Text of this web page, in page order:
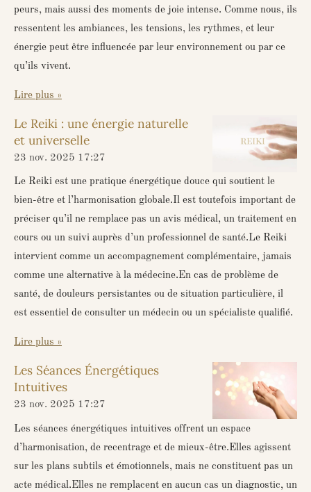
peurs, mais aussi des moments de joie intense. Comme nous, ils
ressentent les ambiances, les tensions, les rythmes, et leur
énergie peut être influencée par leur environnement ou par ce
qu’ils vivent.
Lire plus »
Le Reiki : une énergie naturelle
et universelle
23 nov. 2025 17:27
Le Reiki est une pratique énergétique douce qui soutient le
bien-être et l’harmonisation globale.Il est toutefois important de
préciser qu’il ne remplace pas un avis médical, un traitement en
cours ou un suivi auprès d’un professionnel de santé.Le Reiki
intervient comme un accompagnement complémentaire, jamais
comme une alternative à la médecine.En cas de problème de
santé, de douleurs persistantes ou de situation particulière, il
est essentiel de consulter un médecin ou un spécialiste qualifié.
Lire plus »
Les Séances Énergétiques
Intuitives
23 nov. 2025 17:27
Les séances énergétiques intuitives offrent un espace
d’harmonisation, de recentrage et de mieux-être.Elles agissent
sur les plans subtils et émotionnels, mais ne constituent pas un
acte médical.Elles ne remplacent en aucun cas un diagnostic, un